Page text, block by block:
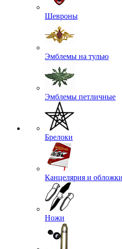
Шевроны
Эмблемы на тулью
Эмблемы петличные
Брелоки
Канцелярия и
Ножи